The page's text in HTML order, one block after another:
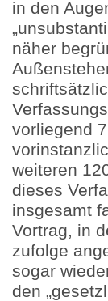
in den
näher
vorliegend
weiteren
dieses
insgesamt
Vortrag, in
zufolge
sogar
den